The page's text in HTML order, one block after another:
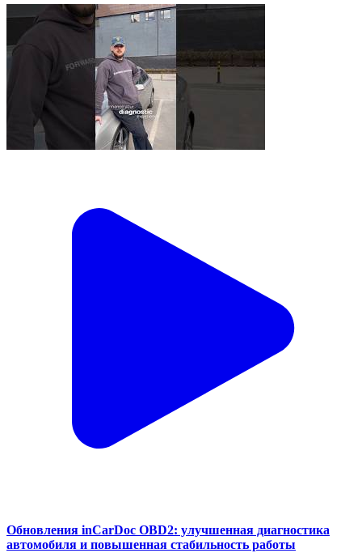
Обновления inCarDoc OBD2: улучшенная диагностика
автомобиля и повышенная стабильность работы